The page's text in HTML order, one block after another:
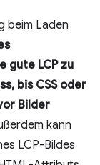
beim Laden
gute LCP zu
bis CSS oder
Bilder
kann
LCP-Bildes